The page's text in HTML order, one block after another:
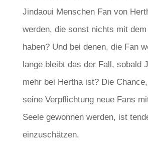
Jindaoui Menschen Fan von
werden, die sonst nichts mit
haben? Und bei denen, die Fan
lange bleibt das der Fall, sobald
mehr bei Hertha ist? Die
seine Verpflichtung neue Fans
Seele gewonnen werden, ist
einzuschätzen.